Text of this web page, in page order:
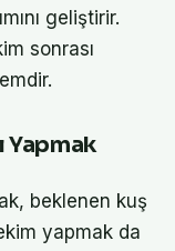
geliştirir.
sonrası
Yapmak
beklenen kuş
yapmak da